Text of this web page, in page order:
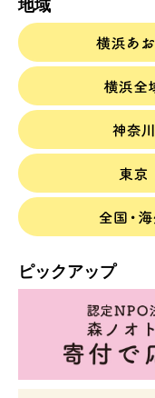
地域
ピックアップ